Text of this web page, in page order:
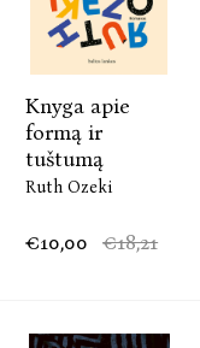
Knyga apie
formą ir
tuštumą
Ruth Ozeki
€10,00 €18,21